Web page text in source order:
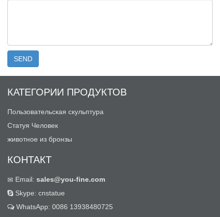
КАТЕГОРИИ ПРОДУКТОВ
Пользовательская скульптура
Статуя Человек
животное из бронзы
КОНТАКТ
Email: sales@you-fine.com
Skype: cnstatue
WhatsApp: 0086 13938480725